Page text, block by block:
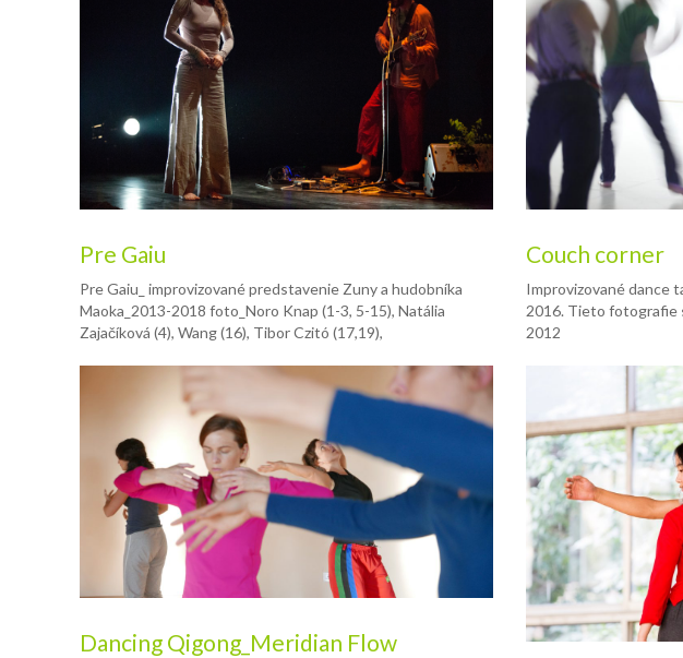
Pre Gaiu
Pre Gaiu_ improvizované predstavenie Zuny a hudobníka
Maoka_2013-2018 foto_Noro Knap (1-3, 5-15), Natália
Zajačíková (4), Wang (16), Tibor Czitó (17,19),
Couch corner
Improvizované dance
2016. Tieto fotografie
2012
Dancing Qigong_Meridian Flow